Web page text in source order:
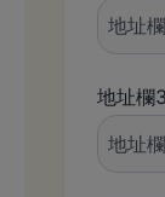
地址欄3